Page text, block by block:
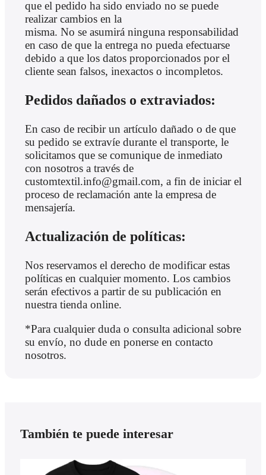
que el pedido ha sido enviado no se puede
realizar cambios en la
misma. No se asumirá ninguna responsabilidad
en caso de que la entrega no pueda efectuarse
debido a que los datos proporcionados por el
cliente sean falsos, inexactos o incompletos.
Pedidos dañados o extraviados:
En caso de recibir un artículo dañado o de que
su pedido se extravíe durante el transporte, le
solicitamos que se comunique de inmediato
con nosotros a través de
customtextil.info@gmail.com, a fin de iniciar el
proceso de reclamación ante la empresa de
mensajería.
Actualización de políticas:
Nos reservamos el derecho de modificar estas
políticas en cualquier momento. Los cambios
serán efectivos a partir de su publicación en
nuestra tienda online.
*Para cualquier duda o consulta adicional sobre
su envío, no dude en ponerse en contacto
nosotros.
También te puede interesar